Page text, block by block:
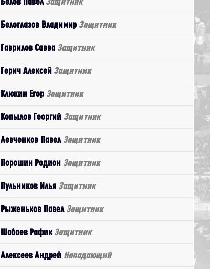
Белоглазов Владимир Защитник
Гаврилов Савва Защитник
Герич Алексей Защитник
Клюкин Егор Защитник
Копылов Георгий Защитник
Левченков Павел Защитник
Порошин Родион Защитник
Пульников Илья Защитник
Рыженьков Павел Защитник
Шабаев Рафик Защитник
Алексеев Андрей Нападающий